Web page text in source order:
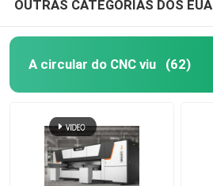
OUTRAS CATEGORIAS DOS EUA
A circular do CNC viu (62)